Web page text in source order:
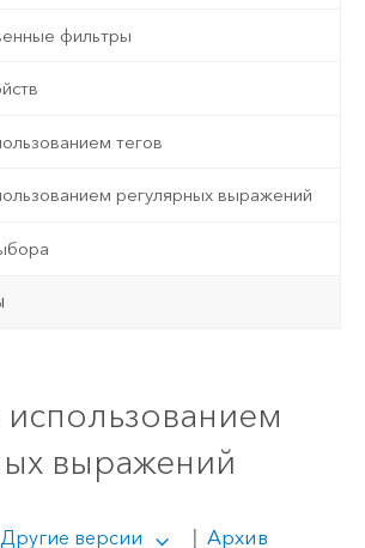
фильтры
тегов
регулярных выражений
выражений
Другие версии
Архив